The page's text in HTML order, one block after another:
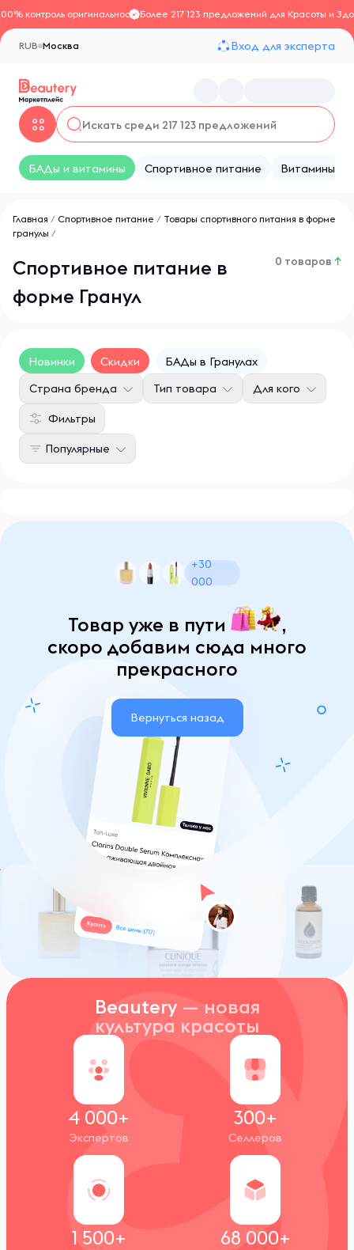
контроль оригинальностиБолее 217 123 предложений для Красоты и
Москва
RUB Вход для эксперта
БАДы и витамины Спортивное питание Витамины
Главная / Спортивное питание / Товары спортивного питания в форме
гранулы /
Спортивное питание в
форме Гранул
0 товаров ↑
Новинки Скидки БАДы в Гранулах
Фильтры
Страна бренда Тип товара Для кого
Популярные
+30
000
Товар уже в пути
,
скоро добавим сюда много
прекрасного
Вернуться назад
Beautery — новая
культура красоты
4 000+
Экспертов
300+
Селлеров
1 500+ 68 000+